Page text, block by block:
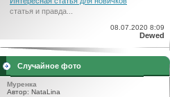
статья и правда...
08.07.2020 8:09
Dewed
Случайное фото
Муренка
Автор: NataLina